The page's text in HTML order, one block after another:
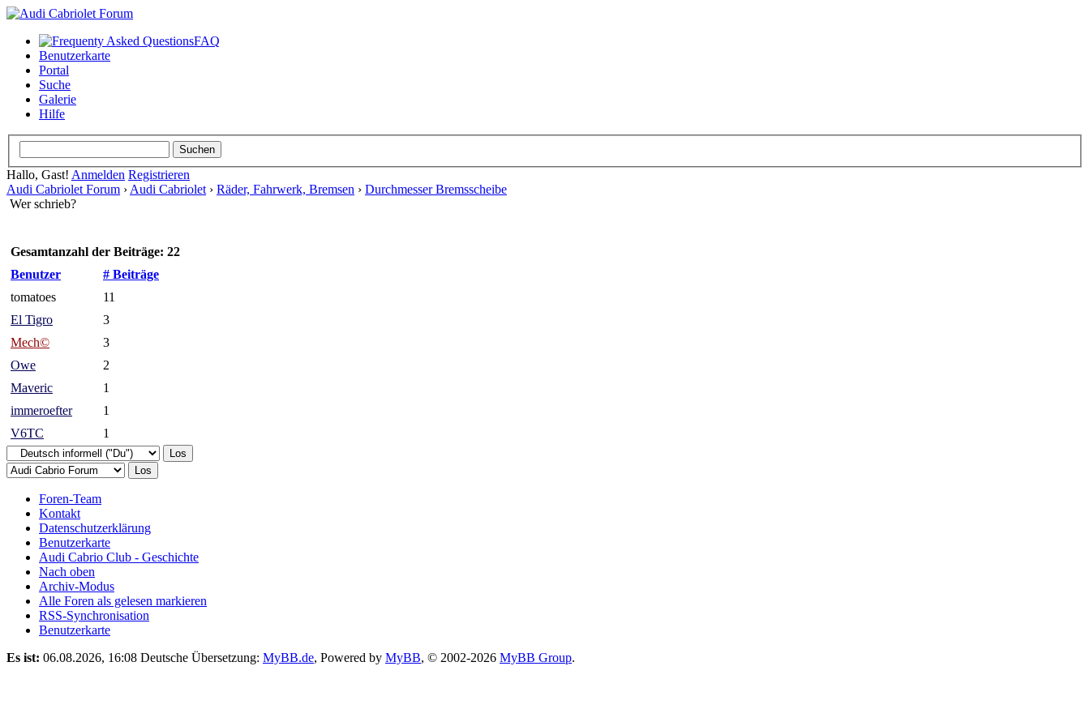
FAQ
Benutzerkarte
Portal
Suche
Galerie
Hilfe
Hallo, Gast! Anmelden Registrieren
Audi Cabriolet Forum › Audi Cabriolet › Räder, Fahrwerk, Bremsen › Durchmesser Bremsscheibe
Wer schrieb?
Gesamtanzahl der Beiträge: 22
Benutzer
# Beiträge
tomatoes
11
El Tigro
3
Mech©
3
Owe
2
Maveric
1
immeroefter
1
V6TC
1
Foren-Team
Kontakt
Datenschutzerklärung
Benutzerkarte
Audi Cabrio Club - Geschichte
Nach oben
Archiv-Modus
Alle Foren als gelesen markieren
RSS-Synchronisation
Benutzerkarte
Es ist: 06.08.2026, 16:08 Deutsche Übersetzung: MyBB.de, Powered by MyBB, © 2002-2026 MyBB Group.